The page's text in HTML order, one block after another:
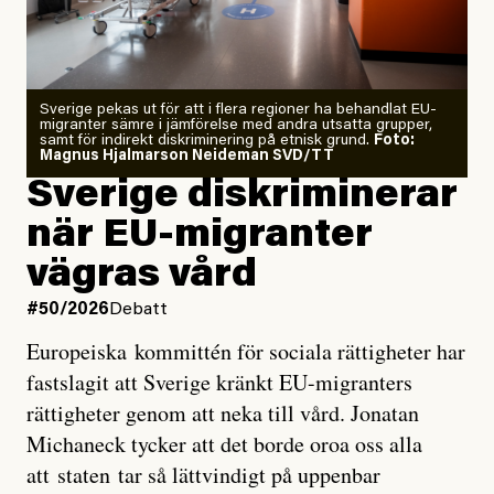
Årets El Niño kan bli den
starkaste som uppmätts
Zeke Hausfather är chockad igen efter att ha
analyserat hur de olika klimatmodellerna bedömer
läget för hur den begynnande El Niño-händelsen ska
utveckla sig. El Niño är ett återkommande
väderfenomen som uppstår när havsvattnet i delar av
Stilla havet blir ovanligt varmt. Det påverkar vädret
över stora delar av världen och under
forskare allt oftare varnat för att den här El Niñon
Det verkar vara en underdrift, menar nu Zeke
Hausfather.
”Det ser ut som att årets El Niño inte bara med stor
Sverige pekas ut för att i flera regioner ha behandlat EU-
migranter sämre i jämförelse med andra utsatta grupper,
samt för indirekt diskriminering på etnisk grund. Foto:
Magnus Hjalmarson Neideman SVD/TT
Sverige diskriminerar
när EU-migranter
vägras vård
#50/2026 Debatt
Europeiska kommittén för sociala rättigheter har
fastslagit att Sverige kränkt EU-migranters
rättigheter genom att neka till vård. Jonatan
Michaneck tycker att det borde oroa oss alla
att staten tar så lättvindigt på uppenbar